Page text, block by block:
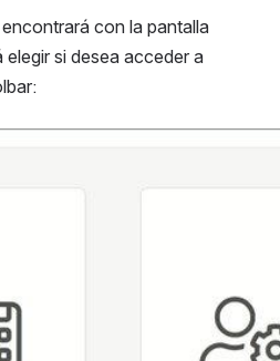
con la pantalla
si desea acceder a